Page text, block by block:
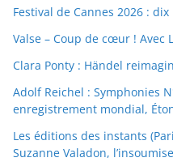
Festival de Cannes 2026 :
Valse – Coup de cœur ! Avec
Clara Ponty : Händel
Adolf Reichel : Symphonies
enregistrement mondial,
Les éditions des instants
Suzanne Valadon,